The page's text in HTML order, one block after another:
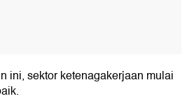
ini, sektor ketenagakerjaan mulai